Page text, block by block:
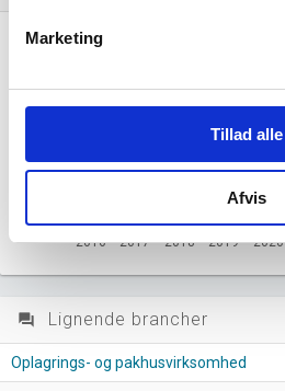
Marketing
Tillad alle
Afvis
2016 2017 2018 2019 2020
0
60
80
question_answer Lignende brancher
Oplagrings- og pakhusvirksomhed